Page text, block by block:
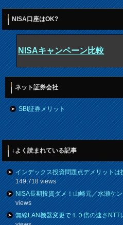
NISA口座はOK?
NISAキャンペーン比較
ネット証券会社
SBI証券メリット
↓よく読まれている記事
インデックス投資問題点デメリット
149,718 views
NISA長期投資ダメ！山崎元／水瀬ケ
views
無線LAN機器変更で１０倍の速さNTT